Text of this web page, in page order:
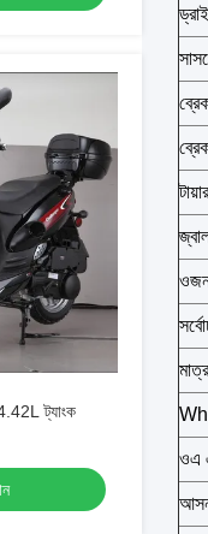
ট্যাংক
ওএ